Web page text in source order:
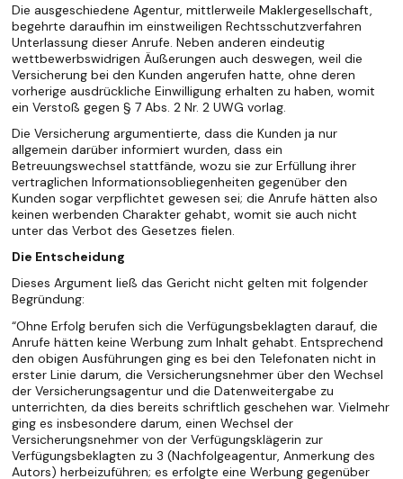
Die ausgeschiedene Agentur, mittlerweile Maklergesellschaft,
begehrte daraufhin im einstweiligen Rechtsschutzverfahren
Unterlassung dieser Anrufe. Neben anderen eindeutig
wettbewerbswidrigen Äußerungen auch deswegen, weil die
Versicherung bei den Kunden angerufen hatte, ohne deren
vorherige ausdrückliche Einwilligung erhalten zu haben, womit
ein Verstoß gegen § 7 Abs. 2 Nr. 2 UWG vorlag.
Die Versicherung argumentierte, dass die Kunden ja nur
allgemein darüber informiert wurden, dass ein
Betreuungswechsel stattfände, wozu sie zur Erfüllung ihrer
vertraglichen Informationsobliegenheiten gegenüber den
Kunden sogar verpflichtet gewesen sei; die Anrufe hätten also
keinen werbenden Charakter gehabt, womit sie auch nicht
unter das Verbot des Gesetzes fielen.
Die Entscheidung
Dieses Argument ließ das Gericht nicht gelten mit folgender
Begründung:
“Ohne Erfolg berufen sich die Verfügungsbeklagten darauf, die
Anrufe hätten keine Werbung zum Inhalt gehabt. Entsprechend
den obigen Ausführungen ging es bei den Telefonaten nicht in
erster Linie darum, die Versicherungsnehmer über den Wechsel
der Versicherungsagentur und die Datenweitergabe zu
unterrichten, da dies bereits schriftlich geschehen war. Vielmehr
ging es insbesondere darum, einen Wechsel der
Versicherungsnehmer von der Verfügungsklägerin zur
Verfügungsbeklagten zu 3 (Nachfolgeagentur, Anmerkung des
Autors) herbeizuführen; es erfolgte eine Werbung gegenüber